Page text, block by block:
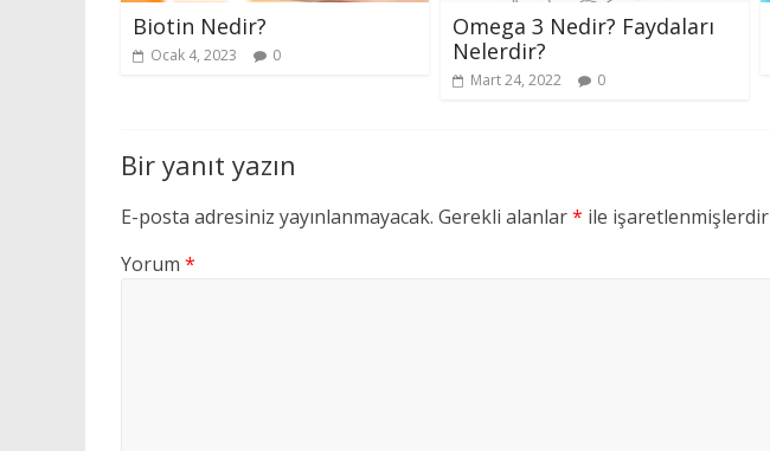
Biotin Nedir?
Ocak 4, 2023 0
Omega 3 Nedir? Faydaları
Nelerdir?
Mart 24, 2022 0
Bir yanıt yazın
E-posta adresiniz yayınlanmayacak. Gerekli alanlar* ile işaretlenmişlerdir
Yorum *